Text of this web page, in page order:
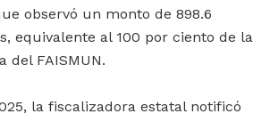
observó un monto de 898.6
equivalente al 100 por ciento de la
del FAISMUN.
la fiscalizadora estatal notificó